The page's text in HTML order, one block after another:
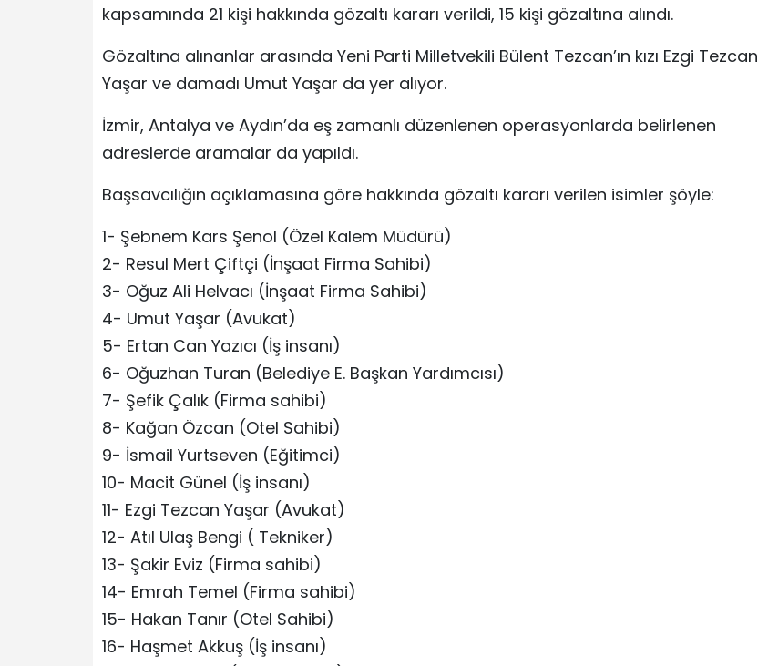
kapsamında 21 kişi hakkında gözaltı kararı verildi, 15 kişi gözaltına alındı.
Gözaltına alınanlar arasında Yeni Parti Milletvekili Bülent Tezcan’ın kızı Ezgi Tezcan
Yaşar ve damadı Umut Yaşar da yer alıyor.
İzmir, Antalya ve Aydın’da eş zamanlı düzenlenen operasyonlarda belirlenen
adreslerde aramalar da yapıldı.
Başsavcılığın açıklamasına göre hakkında gözaltı kararı verilen isimler şöyle:
1- Şebnem Kars Şenol (Özel Kalem Müdürü)
2- Resul Mert Çiftçi (İnşaat Firma Sahibi)
3- Oğuz Ali Helvacı (İnşaat Firma Sahibi)
4- Umut Yaşar (Avukat)
5- Ertan Can Yazıcı (İş insanı)
6- Oğuzhan Turan (Belediye E. Başkan Yardımcısı)
7- Şefik Çalık (Firma sahibi)
8- Kağan Özcan (Otel Sahibi)
9- İsmail Yurtseven (Eğitimci)
10- Macit Günel (İş insanı)
11- Ezgi Tezcan Yaşar (Avukat)
12- Atıl Ulaş Bengi ( Tekniker)
13- Şakir Eviz (Firma sahibi)
14- Emrah Temel (Firma sahibi)
15- Hakan Tanır (Otel Sahibi)
16- Haşmet Akkuş (İş insanı)